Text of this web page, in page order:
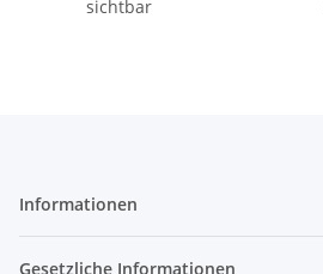
sichtbar
Informationen
Gesetzliche Informationen